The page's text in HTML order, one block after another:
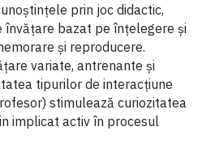
prin joc didactic,
învăţare bazat pe înţelegere şi
şi reproducere.
variate, antrenante și
tipurilor de interacţiune
stimulează curiozitatea
implicat activ în procesul